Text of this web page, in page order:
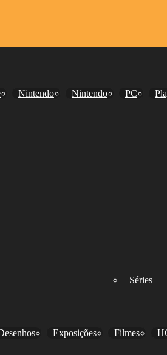
Nintendo Nintendo PC
Séries
Exposições Filmes